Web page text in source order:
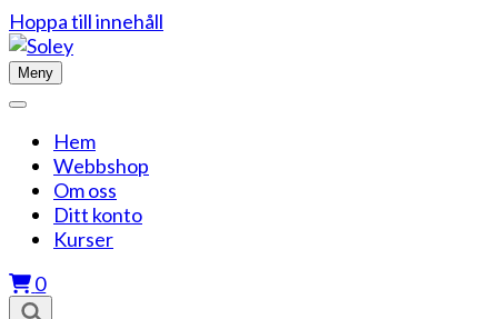
Hoppa till innehåll
Meny
Hem
Webbshop
Om oss
Ditt konto
Kurser
0